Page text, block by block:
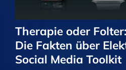
Therapie oder Folter:
Die Fakten über
Social Media Toolkit